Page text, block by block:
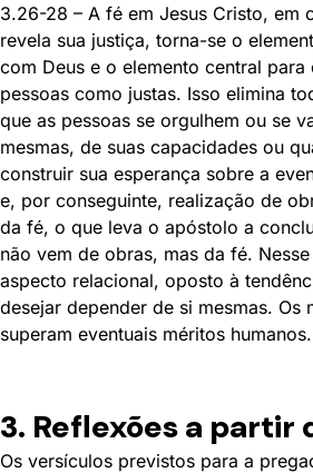
3.26-28 – A fé em Jesus Cristo, em
revela sua justiça, torna-se o
com Deus e o elemento central para
pessoas como justas. Isso elimina
que as pessoas se orgulhem ou se
mesmas, de suas capacidades ou
construir sua esperança sobre a
e, por conseguinte, realização de
da fé, o que leva o apóstolo a
não vem de obras, mas da fé.
aspecto relacional, oposto à
desejar depender de si mesmas. Os
superam eventuais méritos humanos.
3. Reflexões a partir
Os versículos previstos para a